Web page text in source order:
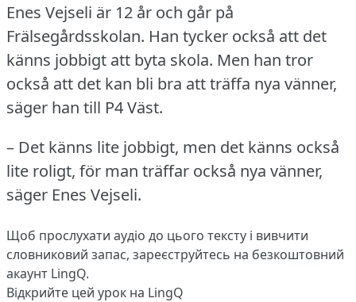
Enes Vejseli är 12 år och går på
Frälsegårdsskolan. Han tycker också att det
känns jobbigt att byta skola. Men han tror
också att det kan bli bra att träffa nya vänner,
säger han till P4 Väst.
– Det känns lite jobbigt, men det känns också
lite roligt, för man träffar också nya vänner,
säger Enes Vejseli.
Щоб прослухати аудіо до цього тексту і вивчити
словниковий запас, зареєструйтесь на безкоштовний
акаунт LingQ.
Відкрийте цей урок на LingQ